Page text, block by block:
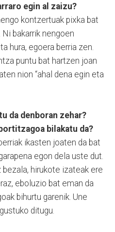
egin al zaizu?
kontzertuak pixka bat
bakarrik nengoen
hura, egoera berria zen.
puntu bat hartzen joan
nion “ahal dena egin eta
da denboran zehar?
bilakatu da?
ikasten joaten da bat
egon dela uste dut.
bezala, hirukote izateak ere
eboluzio bat eman da
bihurtu garenik. Une
ditugu.